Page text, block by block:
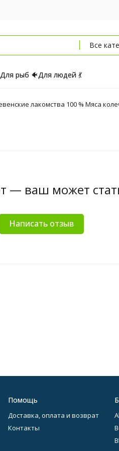
Все
Для рыб 🐠Для людей 💃
лакомства 100 % Мяса
— ваш может
Написать отзыв
Помощь
Доставка, оплата и возврат
Контакты